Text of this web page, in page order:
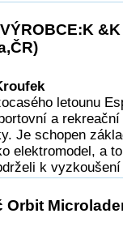
letounu
a
Je schopen
elektromodel, a
k
Orbit